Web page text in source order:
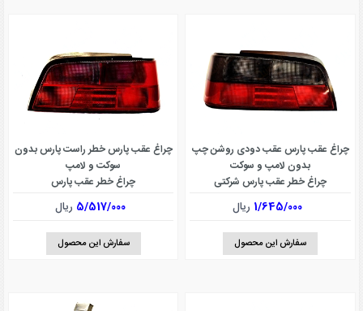
چراغ عقب پارس عقب دودی روشن چپ
بدون لامپ و سوکت
چراغ خطر عقب پارس شرکتی
1/645/000 ریال
سفارش این محصول
چراغ عقب پارس خطر راست پارس بدون
سوکت و لامپ
چراغ خطر عقب پارس
5/517/000 ریال
سفارش این محصول